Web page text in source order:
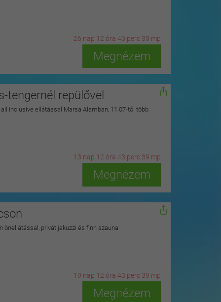
26 nap 12 óra 43 perc 37 mp
Megnézem
tengernél repülővel
inclusive ellátással Marsa Alamban, 11.07-től több
13 nap 12 óra 43 perc 37 mp
Megnézem
önellátással, privát jakuzzi és finn szauna
19 nap 12 óra 43 perc 37 mp
Megnézem